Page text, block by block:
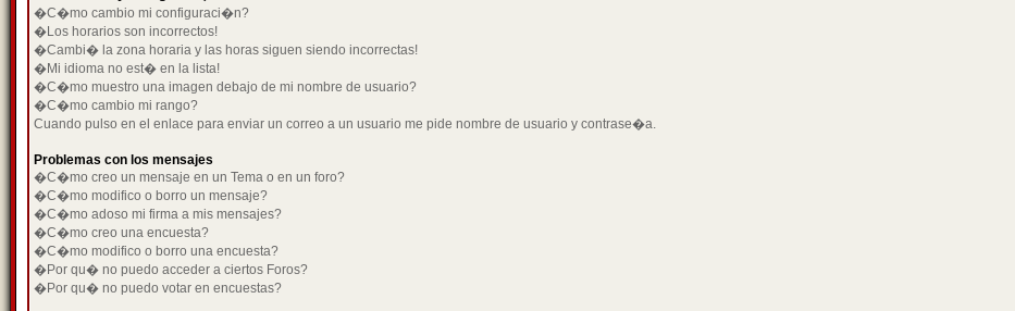
�C�mo cambio mi configuraci�n?
�Los horarios son incorrectos!
�Cambi� la zona horaria y las horas siguen siendo incorrectas!
�Mi idioma no est� en la lista!
�C�mo muestro una imagen debajo de mi nombre de usuario?
�C�mo cambio mi rango?
Cuando pulso en el enlace para enviar un correo a un usuario me pide nombre de usuario y contrase�a.
Problemas con los mensajes
�C�mo creo un mensaje en un Tema o en un foro?
�C�mo modifico o borro un mensaje?
�C�mo adoso mi firma a mis mensajes?
�C�mo creo una encuesta?
�C�mo modifico o borro una encuesta?
�Por qu� no puedo acceder a ciertos Foros?
�Por qu� no puedo votar en encuestas?